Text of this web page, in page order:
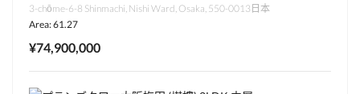
3-chōme-6-8 Shinmachi, Nishi Ward, Osaka, 550-0013日本
Area: 61.27
¥74,900,000